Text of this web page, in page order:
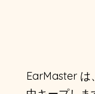
EarMaster は